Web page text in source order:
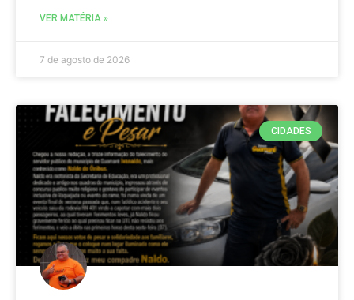
VER MATÉRIA »
7 de agosto de 2026
CIDADES